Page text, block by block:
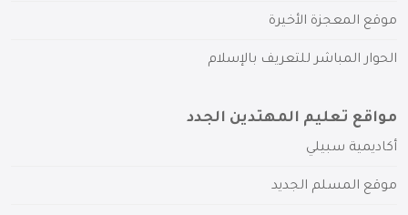
موقع المعجزة الأخيرة
الحوار المباشر للتعريف بالإسلام
مواقع تعليم المهتدين الجدد
أكاديمية سبيلي
موقع المسلم الجديد